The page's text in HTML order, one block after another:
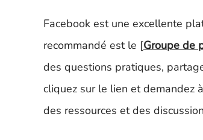
Facebook est une excellente
recommandé est le [Groupe de
des questions pratiques,
cliquez sur le lien et demandez
des ressources et des